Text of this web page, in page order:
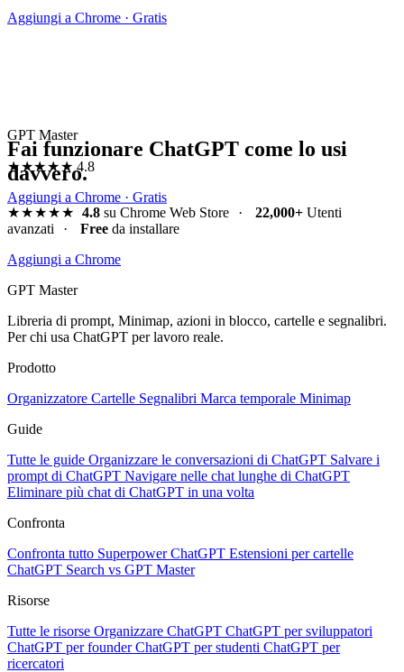
Aggiungi a Chrome · Gratis
GPT Master
★★★★★ 4.8
Aggiungi a Chrome · Gratis
Fai funzionare ChatGPT come lo usi
davvero.
★★★★★ 4.8su Chrome Web Store · 22,000+Utenti
avanzati
· Free da installare
Aggiungi a Chrome
GPT Master
Libreria di prompt, Minimap, azioni in blocco, cartelle e segnalibri.
Per chi usa ChatGPT per lavoro reale.
Prodotto
Organizzatore Cartelle Segnalibri Marca temporale Minimap
Guide
Tutte le guide Organizzare le conversazioni di ChatGPT Salvare i
prompt di ChatGPT Navigare nelle chat lunghe di ChatGPT
Eliminare più chat di ChatGPT in una volta
Confronta
Confronta tutto Superpower ChatGPT Estensioni per cartelle
ChatGPT Search vs GPT Master
Risorse
Tutte le risorse Organizzare ChatGPT ChatGPT per sviluppatori
ChatGPT per founderChatGPT per studenti ChatGPT per
ricercatori